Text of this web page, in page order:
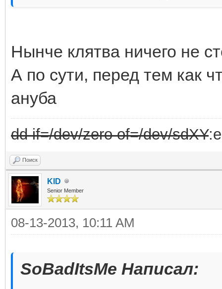
Нынче клятва ничего не
А по сути, перед тем как
ануба
dd if=/dev/zero of=/dev/sdXY
Поиск
KID
Senior Member
08-13-2013, 10:11 AM
SoBadItsMe Написал: